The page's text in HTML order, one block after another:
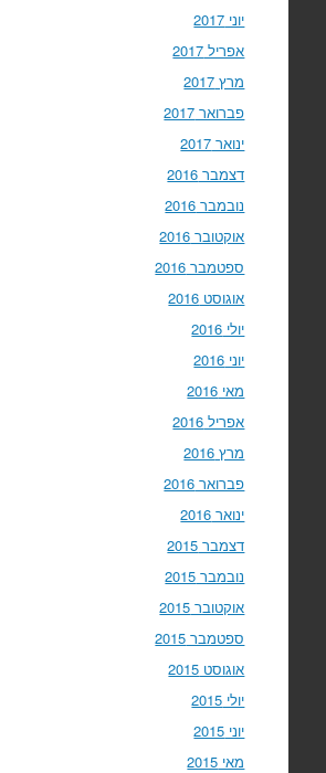
יוני 2017
אפריל 2017
מרץ 2017
פברואר 2017
ינואר 2017
דצמבר 2016
נובמבר 2016
אוקטובר 2016
ספטמבר 2016
אוגוסט 2016
יולי 2016
יוני 2016
מאי 2016
אפריל 2016
מרץ 2016
פברואר 2016
ינואר 2016
דצמבר 2015
נובמבר 2015
אוקטובר 2015
ספטמבר 2015
אוגוסט 2015
יולי 2015
יוני 2015
מאי 2015